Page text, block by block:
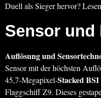
Duell als Sieger hervor?
Sensor
Auflösung und
Sensor mit der höchsten
45,7-Megapixel-Stacked
Flaggschiff Z9. Dieses